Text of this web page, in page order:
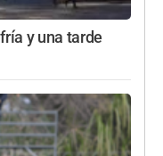
y una tarde